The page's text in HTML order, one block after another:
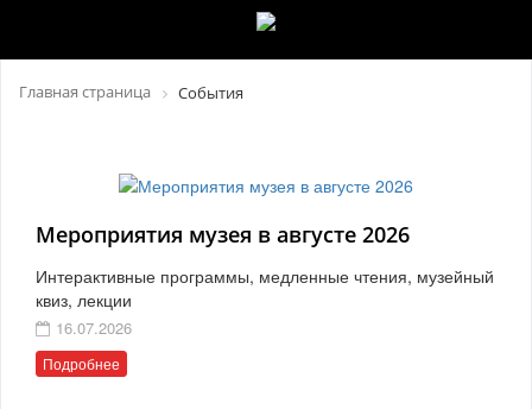
Главная страница События
Мероприятия музея в августе 2026
Интерактивные программы, медленные чтения, музейный
квиз, лекции
16.07.2026
Подробнее